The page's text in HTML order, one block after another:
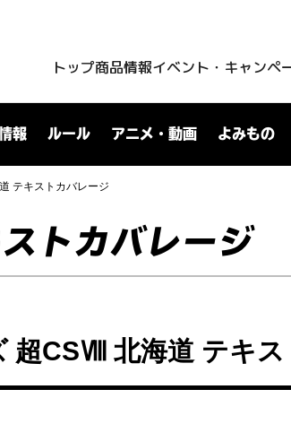
トップ商品情報イベント・キャンペ
報 ルール アニメ・動画 よみもの
テキストカバレージ
トカバレージ
超CSⅧ 北海道 テキ